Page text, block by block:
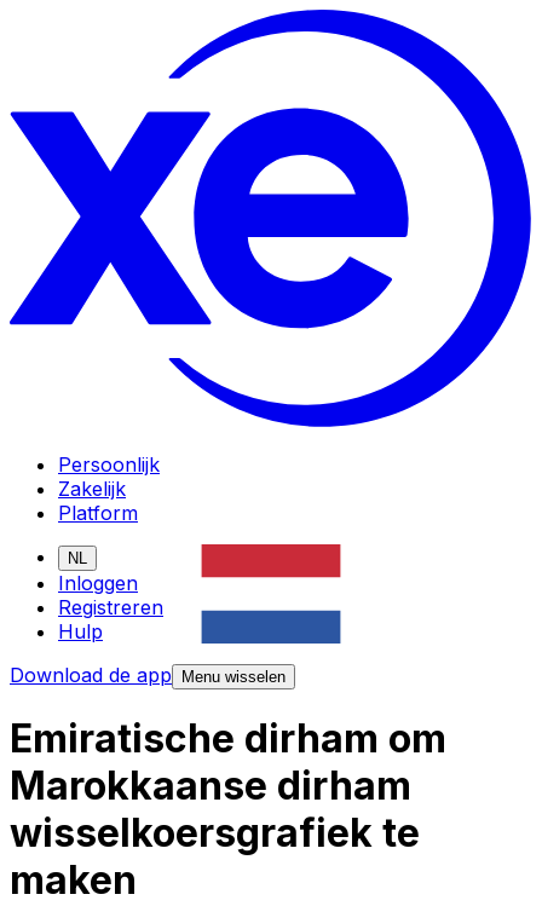
Persoonlijk
Zakelijk
Platform
NL
Inloggen
Registreren
Hulp
Download de app
Menu wisselen
Emiratische dirham om
Marokkaanse dirham
wisselkoersgrafiek te
maken